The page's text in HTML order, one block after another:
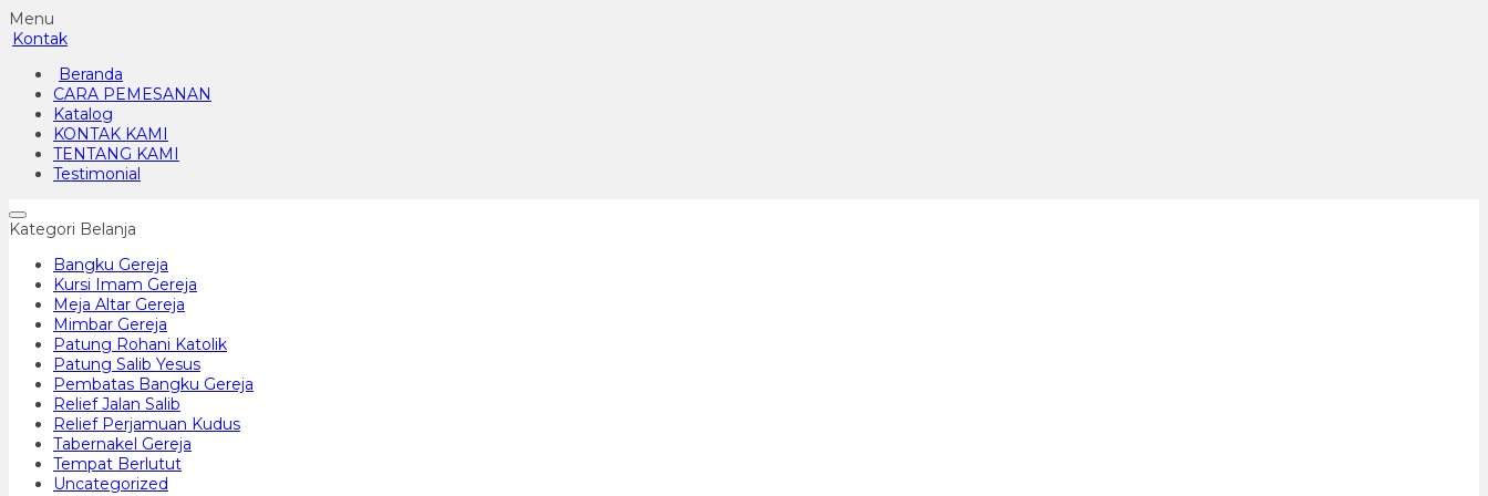
Menu
Kontak
Beranda
CARA PEMESANAN
Katalog
KONTAK KAMI
TENTANG KAMI
Testimonial
Kategori Belanja
Bangku Gereja
Kursi Imam Gereja
Meja Altar Gereja
Mimbar Gereja
Patung Rohani Katolik
Patung Salib Yesus
Pembatas Bangku Gereja
Relief Jalan Salib
Relief Perjamuan Kudus
Tabernakel Gereja
Tempat Berlutut
Uncategorized